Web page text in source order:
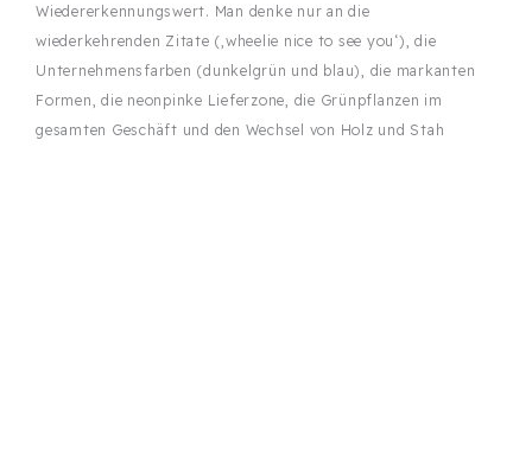
Wiedererkennungswert. Man denke nur an die
wiederkehrenden Zitate (‚wheelie nice to see you‘), die
Unternehmensfarben (dunkelgrün und blau), die markanten
Formen, die neonpinke Lieferzone, die Grünpflanzen im
gesamten Geschäft und den Wechsel von Holz und Stah